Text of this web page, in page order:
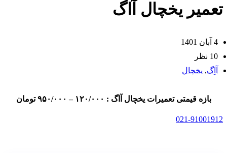
یخچال آاگ
10 نظر
آاِگ,یخچال
بازه قیمتی تعمیرات یخچال آاگ : ۱۲۰/۰۰۰ – ۹۵۰/۰۰۰ تومان
021-